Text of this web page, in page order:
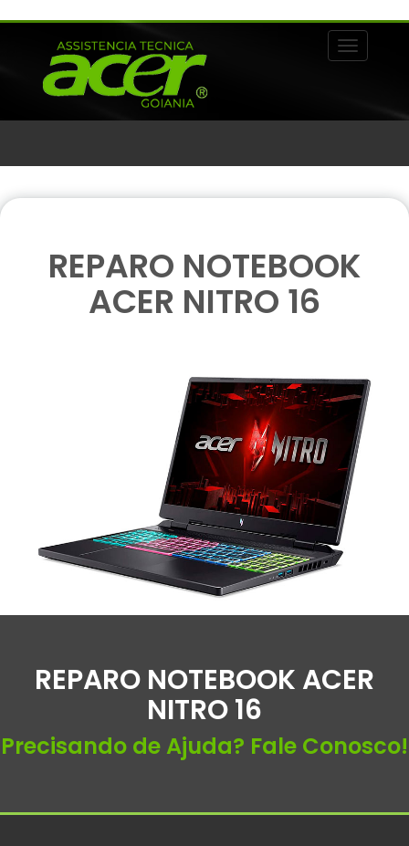
Alternar
REPARO NOTEBOOK
ACER NITRO 16
REPARO NOTEBOOK ACER
NITRO 16
Precisando de Ajuda? Fale Conosco!